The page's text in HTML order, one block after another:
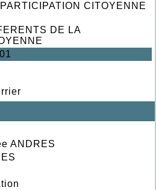
CITOYENNE
DE LA
ANDRES